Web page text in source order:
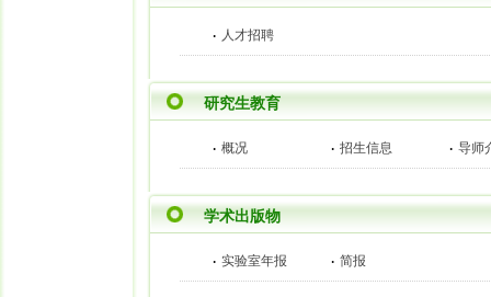
· 人才招聘
研究生教育
· 概况 · 招生信息 · 导师
学术出版物
· 实验室年报 · 简报